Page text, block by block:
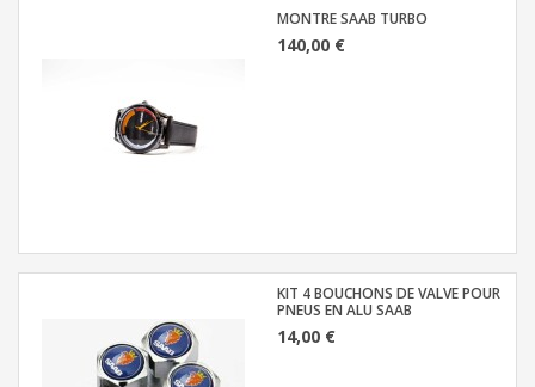
MONTRE SAAB TURBO
140,00 €
KIT 4 BOUCHONS DE VALVE POUR
PNEUS EN ALU SAAB
14,00 €